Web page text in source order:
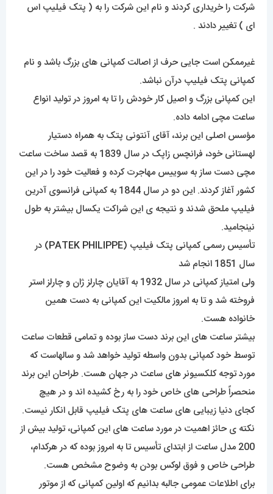
شرکت را خریداری کردند و نام این شرکت را به ( پتک فیلیپ اس
ای ) تغییر دادند .
غیرممکن است جایی حرف از اصالت کمپانی های بزرگ باشد و نام
کمپانی پتک فیلیپ درآن نباشد.
این کمپانی بزرگ و اصیل کار خودش را تا به امروز در تولید انواع
ساعت مچی ادامه داده.
مؤسس اصلی این برند، آقای آنتونی پتک به همراه دستیار
لهستانی خود، فرانچس زاپک در سال 1839 به قصد ساخت ساعت
مچی دست ساز به سوییس مهاجرت کرده و فعالیت خود را در این
کشور آغاز کردند. این دو در سال 1844 به کمپانی فرانسوی آدرین
فیلیپ ملحق شدند و نتیجه ی این شراکت یکسال بیشتر به طول
نینجامید.
تأسیس رسمی کمپانی پتک فیلیپ (PATEK PHILIPPE) در
سال 1851 انجام شد
ولی امتیاز کمپانی در سال 1932 به آقایان چارلز ژان و چارلز استر
فروخته شد و تا به امروز مالکیت این کمپانی به دست همین
خانواده هست.
بیشتر ساعت های این برند دست ساز بوده و تمامی قطعات ساعت
توسط خود کمپانی بدون واسطه تولید خواهد شد و سالهاست که
مورد توجه کلکسیونر های ساعت در جهان هست. طراحان این برند
منحصراً طراحی های خاص خود را به رخ کشیده اند و در هیچ
کجای دنیا زیبایی های ساعت های پتک فیلیپ قابل انکار نیست.
نکته ی حائز اهمیت در مورد ساعت های این کمپانی، تولید بیش از
200 مدل ساعت از ابتدای تأسیس تا به امروز بوده که در هرکدام،
طراحی خاص و فوق لوکس بودن به وضوح مشخص هست.
برای اطلاعات عمومی جالبه بدانیم که اولین کمپانی که از موتور